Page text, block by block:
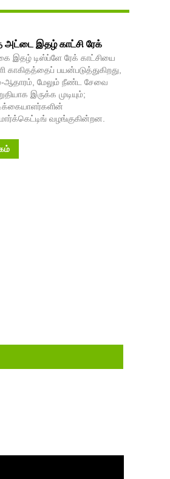
அட்டை இதழ் காட்சி ரேக்
இதழ் டிஸ்ப்ளே ரேக் காட்சியை
பயன்படுத்துகிறது,
ஆதாரம், மேலும் நீண்ட சேவை
இருக்க முடியும்;
மார்க்கெட்டிங் வழங்குகின்றன.